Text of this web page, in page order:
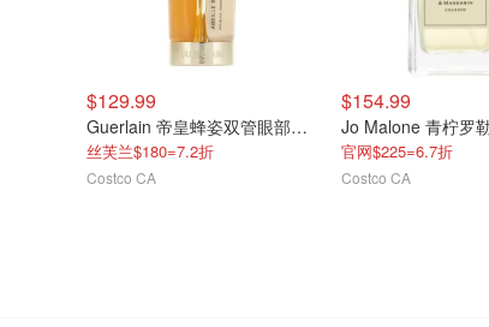
$129.99
Guerlain 帝皇蜂姿双管眼部精华 20mL
丝芙兰$180=7.2折
Costco CA
$154.99
官网$225=6.7折
Costco CA